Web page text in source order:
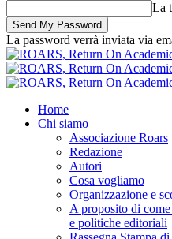
La
La password verrà inviata via
Home
Chi siamo
Associazione Roars
Redazione
Autori
Cosa vogliamo
Organizzazione e
A proposito di
e politiche editoriali